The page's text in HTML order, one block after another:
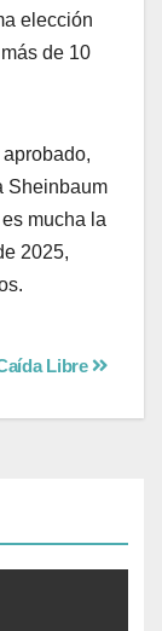
elección
de 10
Sheinbaum
mucha la
2025,
Libre